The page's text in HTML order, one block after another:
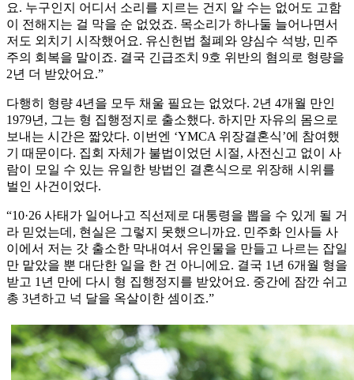
요. 누구인지 어디서 소리를 지르는 건지 알 수는 없어도 고함
이 전해지는 걸 막을 순 없었죠. 목소리가 하나둘 늘어나면서
저도 외치기 시작했어요. 유신헌법 철폐와 양심수 석방, 민주
주의 회복을 말이죠. 결국 긴급조치 9호 위반의 혐의로 형량을
2년 더 받았어요.”
다행히 형량 4년을 모두 채울 필요는 없었다. 2년 4개월 만인
1979년, 그는 형 집행정지로 출소했다. 하지만 자유의 몸으로
보내는 시간은 짧았다. 이번엔 ‘YMCA 위장결혼식’에 참여했
기 때문이다. 집회 자체가 불법이었던 시절, 사전신고 없이 사
람이 모일 수 있는 유일한 방법인 결혼식으로 위장해 시위를
벌인 사건이었다.
“10·26 사태가 일어나고 직선제로 대통령을 뽑을 수 있게 될 거
라 믿었는데, 현실은 그렇지 못했으니까요. 민주화 인사들 사
이에서 저는 갓 출소한 막내여서 유인물을 만들고 나르는 잡일
만 맡았을 뿐 대단한 일을 한 건 아니에요. 결국 1년 6개월 형을
받고 1년 만에 다시 형 집행정지를 받았어요. 중간에 잠깐 쉬고
총 3년하고 넉 달을 옥살이한 셈이죠.”